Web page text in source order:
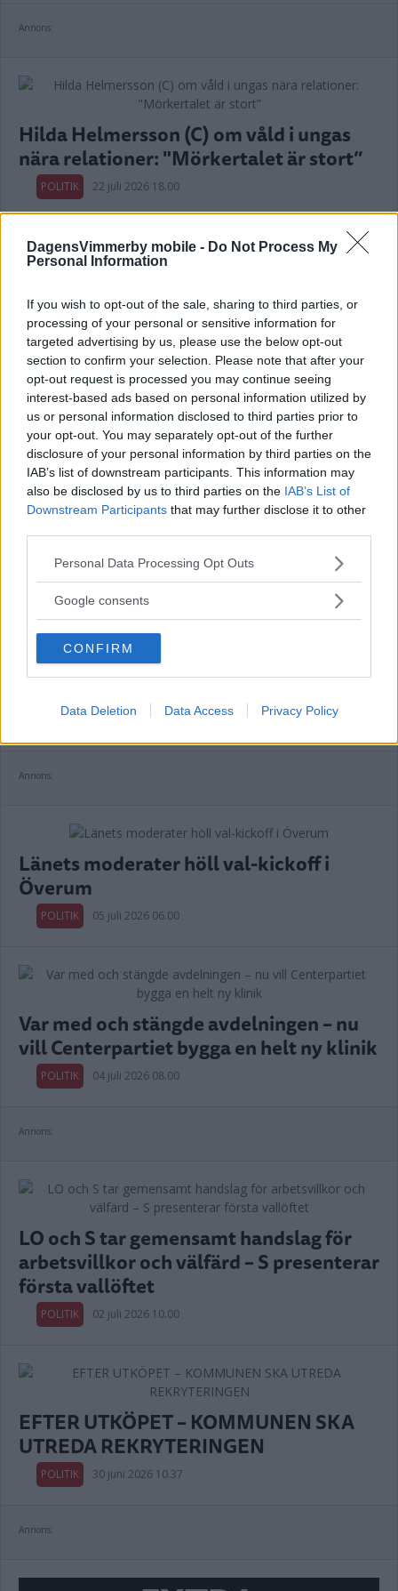
DagensVimmerby mobile - Do Not Process My
Personal Information
If you wish to opt-out of the sale, sharing to third parties, or
processing of your personal or sensitive information for
targeted advertising by us, please use the below opt-out
section to confirm your selection. Please note that after your
opt-out request is processed you may continue seeing
interest-based ads based on personal information utilized by
us or personal information disclosed to third parties prior to
your opt-out. You may separately opt-out of the further
disclosure of your personal information by third parties on the
IAB’s list of downstream participants. This information may
also be disclosed by us to third parties on the IAB’s List of
Downstream Participants that may further disclose it to other
Please note that this website/app uses one or more Google
not limited to your visit or usage behaviour. You may click to
use your data for below specified purposes in below Google
consent section.
Personal Data Processing Opt Outs
Google consents
CONFIRM
Data Deletion Data Access Privacy Policy
Annons:
Hilda Helmersson (C) om våld i ungas
nära relationer: "Mörkertalet är stort”
POLITIK 22 juli 2026 18.00
Var tredje kvinna utsatt för våld –
toppolitiker vill se ökat stöd
POLITIK 21 juli 2026 04.00
Annons:
Kalmar län förlorar mandat i riksdagen
– lokala politikerna får extra tufft
POLITIK 19 juli 2026 12.00
Malin Sjölander vill ha en tillgänglig
POLITIK 15 juli 2026 13.15
Annons:
Länets moderater höll val-kickoff i
Överum
POLITIK 05 juli 2026 06.00
Var med och stängde avdelningen – nu
vill Centerpartiet bygga en helt ny klinik
POLITIK 04 juli 2026 08.00
Annons:
LO och S tar gemensamt handslag för
arbetsvillkor och välfärd – S presenterar
första vallöftet
POLITIK 02 juli 2026 10.00
EFTER UTKÖPET – KOMMUNEN SKA
UTREDA REKRYTERINGEN
POLITIK 30 juni 2026 10.37
Annons: